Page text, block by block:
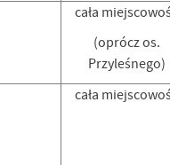
cała
(oprócz os.
Przyleśnego)
cała